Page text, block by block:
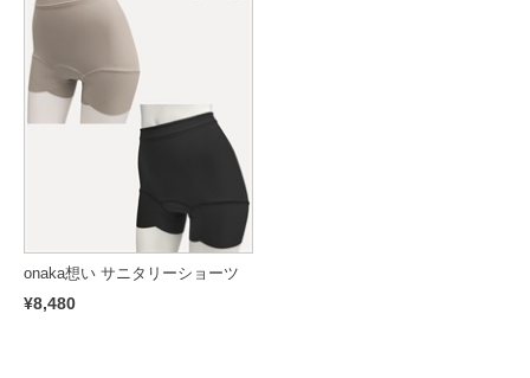
onaka想い サニタリーショーツ
¥8,480